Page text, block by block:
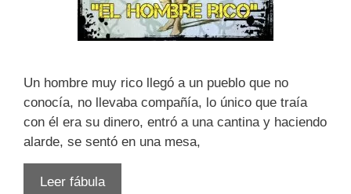
Un hombre muy rico llegó a un pueblo que no
conocía, no llevaba compañía, lo único que traía
con él era su dinero, entró a una cantina y haciendo
alarde, se sentó en una mesa,
Leer fábula